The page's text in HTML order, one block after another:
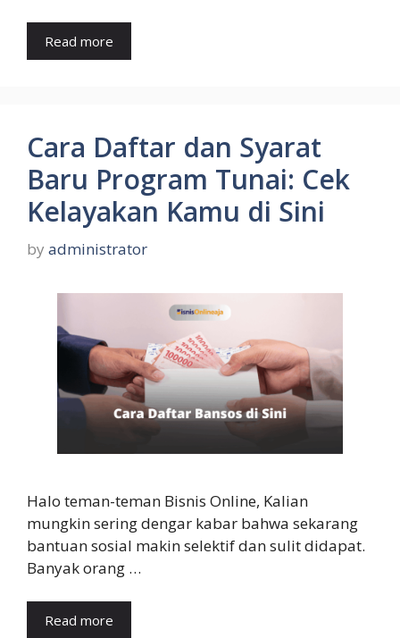
Read more
Cara Daftar dan Syarat
Baru Program Tunai: Cek
Kelayakan Kamu di Sini
by administrator
Halo teman-teman Bisnis Online, Kalian
mungkin sering dengar kabar bahwa sekarang
bantuan sosial makin selektif dan sulit didapat.
Banyak orang …
Read more